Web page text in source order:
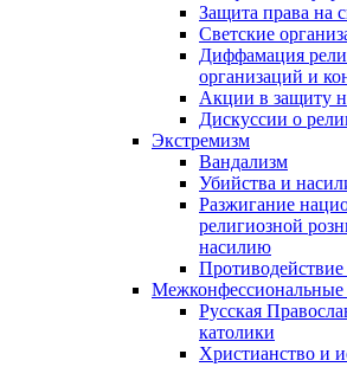
Защита права на
Светские
Диффамация
организаций и
Акции в защиту
Дискуссии о
Экстремизм
Вандализм
Убийства и
Разжигание
религиозной
насилию
Русская
католики
Христианство и